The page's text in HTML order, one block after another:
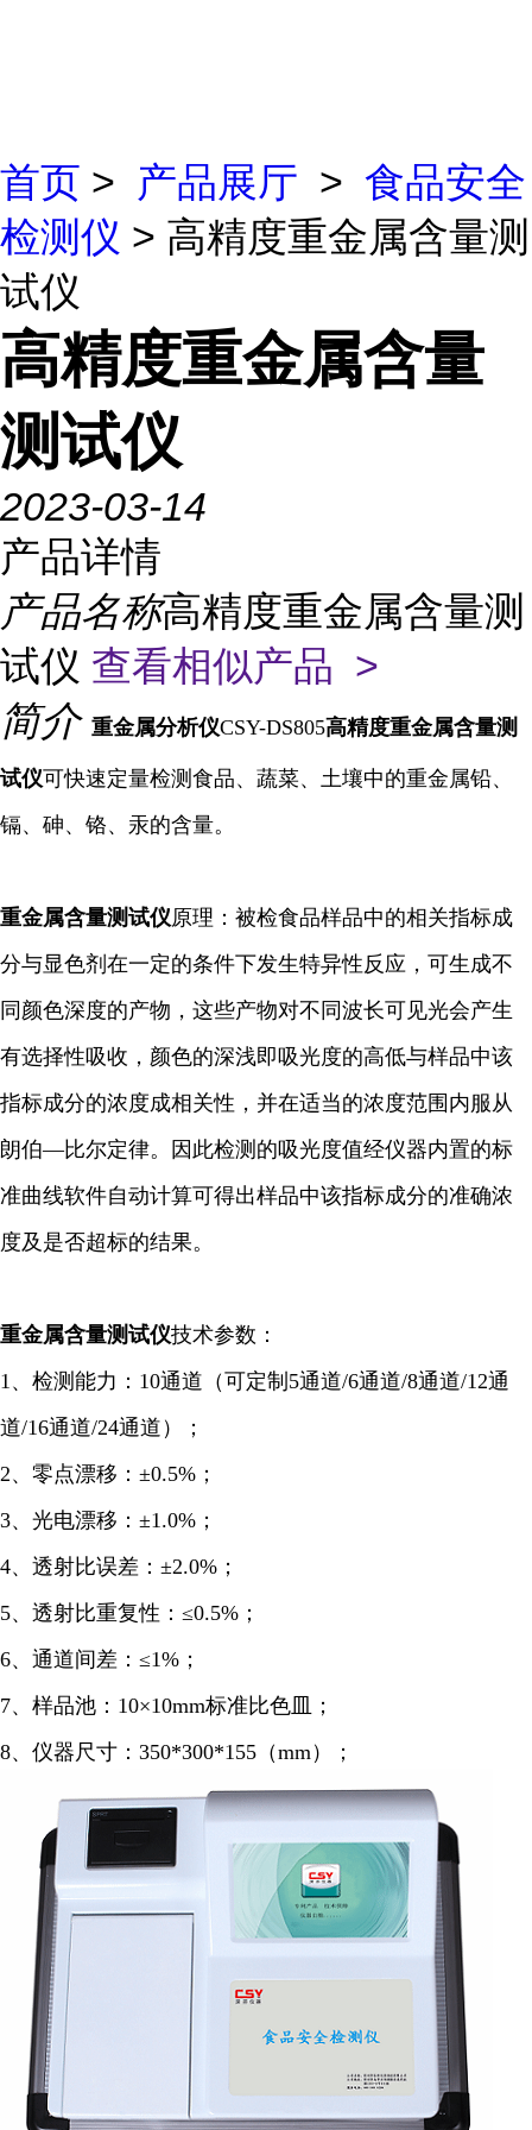
首页 > 产品展厅 > 食品安全
检测仪 > 高精度重金属含量测
试仪
高精度重金属含量
测试仪
2023-03-14
产品详情
产品名称高精度重金属含量测
试仪 查看相似产品 >
简介 重金属分析仪CSY-DS805高精度重金属含量测
试仪可快速定量检测食品、蔬菜、土壤中的重金属铅、
镉、砷、铬、汞的含量。
重金属含量测试仪原理：被检食品样品中的相关指标成
分与显色剂在一定的条件下发生特异性反应，可生成不
同颜色深度的产物，这些产物对不同波长可见光会产生
有选择性吸收，颜色的深浅即吸光度的高低与样品中该
指标成分的浓度成相关性，并在适当的浓度范围内服从
朗伯—比尔定律。因此检测的吸光度值经仪器内置的标
准曲线软件自动计算可得出样品中该指标成分的准确浓
度及是否超标的结果。
重金属含量测试仪技术参数：
1、检测能力：10通道（可定制5通道/6通道/8通道/12通
道/16通道/24通道）；
2、零点漂移：±0.5%；
3、光电漂移：±1.0%；
4、透射比误差：±2.0%；
5、透射比重复性：≤0.5%；
6、通道间差：≤1%；
7、样品池：10×10mm标准比色皿；
8、仪器尺寸：350*300*155（mm）；